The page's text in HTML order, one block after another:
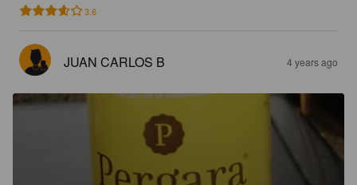
3.6
JUAN CARLOS B 4 years ago